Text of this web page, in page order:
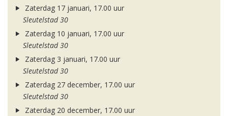
Zaterdag 17 januari, 17.00 uur
Sleutelstad 30
Zaterdag 10 januari, 17.00 uur
Sleutelstad 30
Zaterdag 3 januari, 17.00 uur
Sleutelstad 30
Zaterdag 27 december, 17.00 uur
Sleutelstad 30
Zaterdag 20 december, 17.00 uur